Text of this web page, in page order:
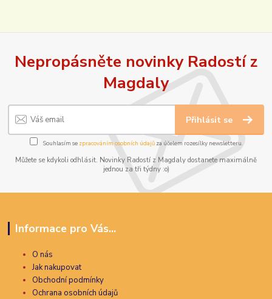
Nepropásněte novinky Radostí z
Magdaly
Přihlásit se
Souhlasím se zpracováním osobních údajůza účelem rozesílky newsletteru.
Můžete se kdykoli odhlásit. Novinky Radostí z Magdaly dostanete maximálně
jednou za tři týdny :o)
Informace pro Vás...
O nás
Jak nakupovat
Obchodní podmínky
Ochrana osobních údajů